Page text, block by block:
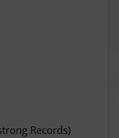
Records)